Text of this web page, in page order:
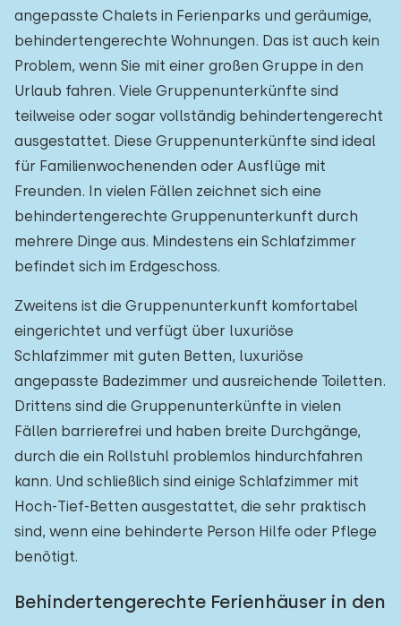
angepasste Chalets in Ferienparks und geräumige,
behindertengerechte Wohnungen. Das ist auch kein
Problem, wenn Sie mit einer großen Gruppe in den
Urlaub fahren. Viele Gruppenunterkünfte sind
teilweise oder sogar vollständig behindertengerecht
ausgestattet. Diese Gruppenunterkünfte sind ideal
für Familienwochenenden oder Ausflüge mit
Freunden. In vielen Fällen zeichnet sich eine
behindertengerechte Gruppenunterkunft durch
mehrere Dinge aus. Mindestens ein Schlafzimmer
befindet sich im Erdgeschoss.
Zweitens ist die Gruppenunterkunft komfortabel
eingerichtet und verfügt über luxuriöse
Schlafzimmer mit guten Betten, luxuriöse
angepasste Badezimmer und ausreichende Toiletten.
Drittens sind die Gruppenunterkünfte in vielen
Fällen barrierefrei und haben breite Durchgänge,
durch die ein Rollstuhl problemlos hindurchfahren
kann. Und schließlich sind einige Schlafzimmer mit
Hoch-Tief-Betten ausgestattet, die sehr praktisch
sind, wenn eine behinderte Person Hilfe oder Pflege
benötigt.
Behindertengerechte Ferienhäuser in den